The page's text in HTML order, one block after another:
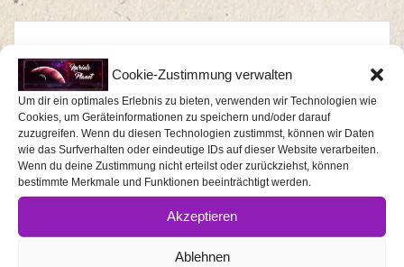
Cookie-Zustimmung verwalten
Um dir ein optimales Erlebnis zu bieten, verwenden wir Technologien wie
Cookies, um Geräteinformationen zu speichern und/oder darauf
zuzugreifen. Wenn du diesen Technologien zustimmst, können wir Daten
wie das Surfverhalten oder eindeutige IDs auf dieser Website verarbeiten.
Wenn du deine Zustimmung nicht erteilst oder zurückziehst, können
bestimmte Merkmale und Funktionen beeinträchtigt werden.
Akzeptieren
Ablehnen
*
Name*